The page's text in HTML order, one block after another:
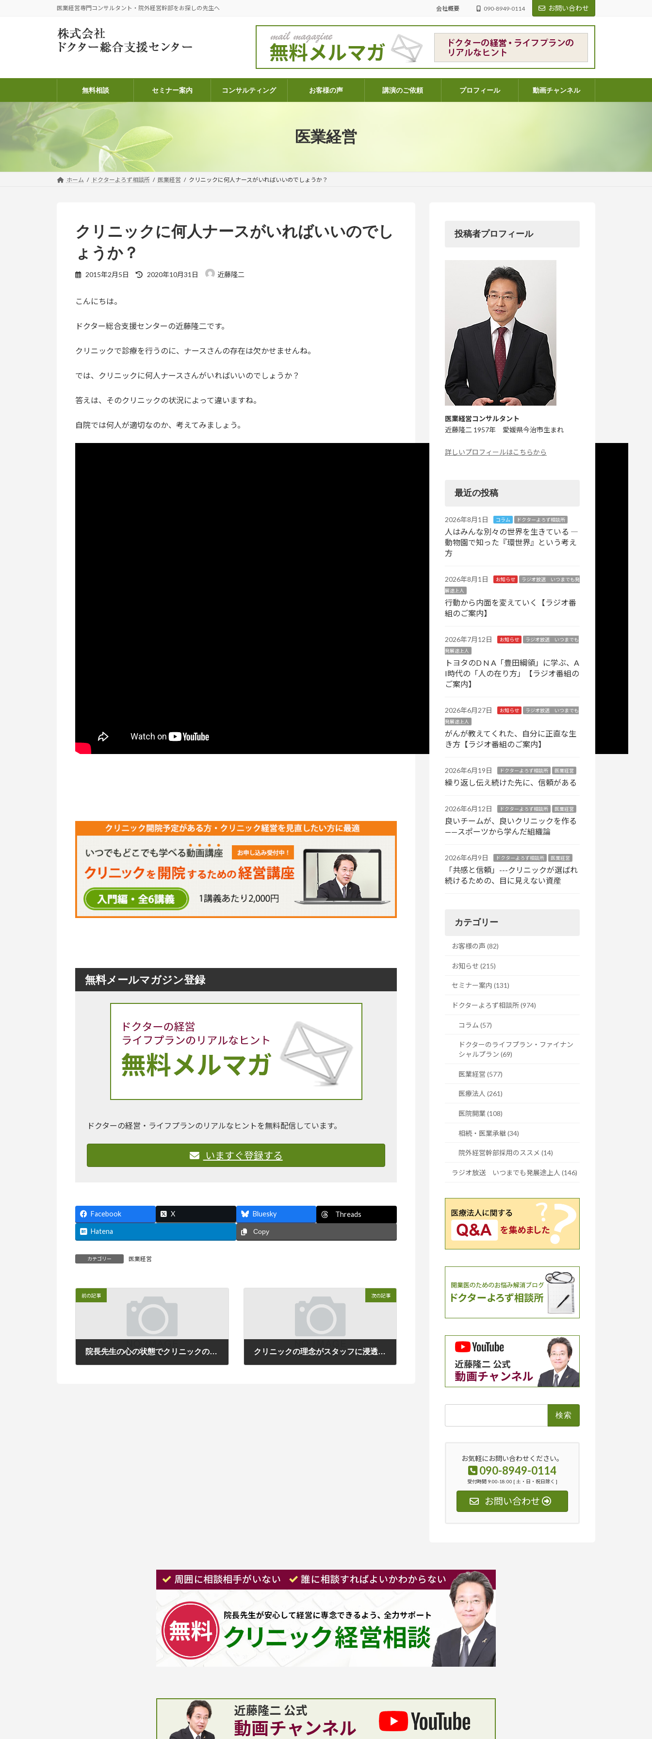
医業経営専門コンサルタント・院外経営幹部をお探しの先生へ 会社概要 090-8949-0114 お問い合わせ
無料相談 セミナー案内 コンサルティング お客様の声 講演のご依頼 プロフィール 動画チャンネル
医業経営
ホーム ドクターよろず相談所 医業経営 クリニックに何人ナースがいればいいのでしょうか？
クリニックに何人ナースがいればいいのでし
ょうか？
2015年2月5日
最
:
2020年10月31日 近藤隆二
こんにちは。
ドクター総合支援センターの近藤隆二です。
クリニックで診療を行うのに、ナースさんの存在は欠かせませんね。
では、クリニックに何人ナースさんがいればいいのでしょうか？
答えは、そのクリニックの状況によって違いますね。
自院では何人が適切なのか、考えてみましょう。
無料メールマガジン登録
ドクターの経営・ライフプランのリアルなヒントを無料配信しています。
いますぐ登録する
Facebook X Bluesky Threads
Hatena Copy
カテゴリー 医業経営
前の記事
院長先生の心の状態でクリニックの雰囲気は決まる
次の記事
クリニックの理念がスタッフに浸透しない
投稿者プロフィール
医業経営コンサルタント
近藤隆二 1957年 愛媛県今治市生まれ
詳しいプロフィールはこちらから
最近の投稿
2026年8月1日 コラム ドクターよろず相談所
人はみんな別々の世界を生きている ―
動物園で知った『環世界』という考え
方
2026年8月1日 お知らせ
ラジオ放送 いつまでも発
展途上人
行動から内面を変えていく【ラジオ番
組のご案内】
2026年7月12日 お知らせ
ラジオ放送 いつまでも
発展途上人
トヨタのD N A「豊田綱領」に学ぶ、A
I時代の「人の在り方」【ラジオ番組の
ご案内】
2026年6月27日 お知らせ
ラジオ放送 いつまでも
発展途上人
がんが教えてくれた、自分に正直な生
き方【ラジオ番組のご案内】
2026年6月19日 ドクターよろず相談所 医業経営
繰り返し伝え続けた先に、信頼がある
2026年6月12日 ドクターよろず相談所 医業経営
良いチームが、良いクリニックを作る
——スポーツから学んだ組織論
2026年6月9日 ドクターよろず相談所 医業経営
「共感と信頼」---クリニックが選ばれ
続けるための、目に見えない資産
カテゴリー
お客様の声 (82)
お知らせ (215)
セミナー案内 (131)
ドクターよろず相談所 (974)
コラム (57)
ドクターのライフプラン・ファイナン
シャルプラン (69)
医業経営 (577)
医療法人 (261)
医院開業 (108)
相続・医業承継 (34)
院外経営幹部採用のススメ (14)
ラジオ放送 いつまでも発展途上人 (146)
お気軽にお問い合わせください。
090-8949-0114
受付時間 9:00-18:00 [ 土・日・祝日除く ]
お問い合わせ